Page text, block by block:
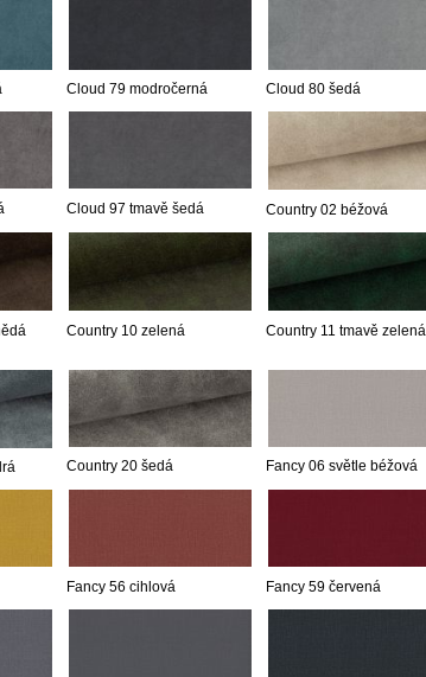
Cloud 79 modročerná Cloud 80 šedá
Cloud 97 tmavě šedá Country 02 béžová
Country 10 zelená Country 11 tmavě zelená
Country 20 šedá Fancy 06 světle béžová
Fancy 56 cihlová Fancy 59 červená